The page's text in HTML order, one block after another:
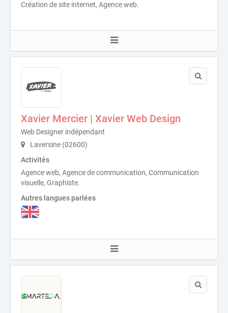
Création de site internet, Agence web.
Xavier Mercier | Xavier Web Design
Web Designer indépendant
Laversine (02600)
Activités
Agence web, Agence de communication, Communication
visuelle, Graphiste.
Autres langues parlées